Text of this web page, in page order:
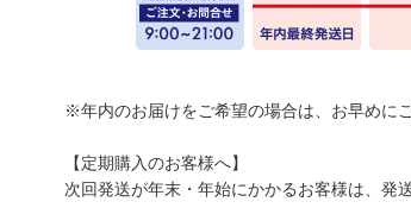
※年内のお届けをご希望の場合は、お早めに
【定期購入のお客様へ】
次回発送が年末・年始にかかるお客様は、発